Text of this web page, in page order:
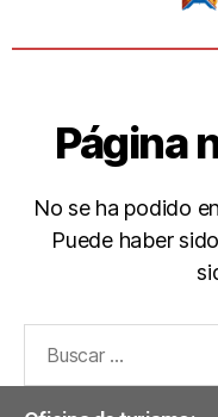
Página
No se ha podido
Puede haber